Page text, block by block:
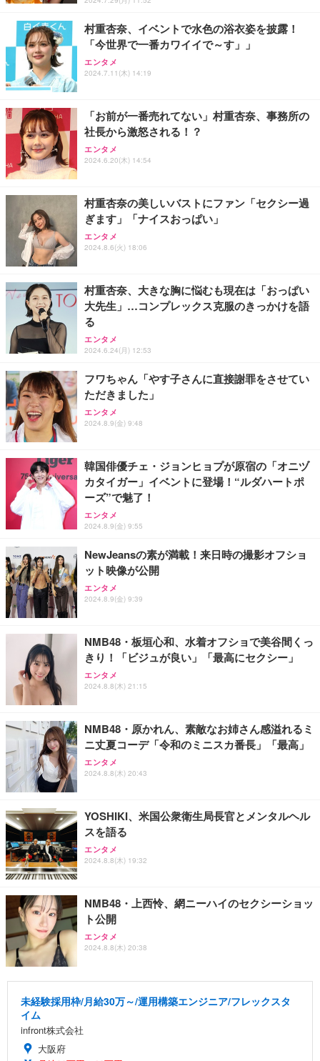
【HIFI音質】iphone イヤホンジャック ライトニン
グ イヤホン 変換 MFI認証 4極 内蔵DAC 遅延なし 音
量調節/音楽
寝ホン 睡眠用イヤホン 寝ながら 痛くない 超軽量2.8
g ASMR推薦 ワイヤレス Bluetooth6.1 柔軟性高 安
眠 仕事 ブルー
村重杏奈、イベントで水色の浴衣姿を披露！
「今世界で一番カワイイで～す」」
エンタメ
2024.7.11(木) 14:19
「お前が一番売れてない」村重杏奈、事務所の
社長から激怒される！？
エンタメ
2024.6.20(木) 14:54
村重杏奈の美しいバストにファン「セクシー過
ぎます」「ナイスおっぱい」
エンタメ
2024.8.6(火) 18:06
村重杏奈、大きな胸に悩むも現在は「おっぱい
大先生」…コンプレックス克服のきっかけを語
る
エンタメ
2024.6.24(月) 12:53
フワちゃん「やす子さんに直接謝罪をさせてい
ただきました」
エンタメ
2024.8.9(金) 9:48
韓国俳優チェ・ジョンヒョプが原宿の「オニヅ
カタイガー」イベントに登場！“ルダハートポ
ーズ”で魅了！
エンタメ
2024.8.9(金) 9:55
NewJeansの素が満載！来日時の撮影オフショ
ット映像が公開
エンタメ
2024.8.9(金) 9:39
NMB48・板垣心和、水着オフショで美谷間くっ
きり！「ビジュが良い」「最高にセクシー」
エンタメ
2024.8.8(木) 21:15
NMB48・原かれん、素敵なお姉さん感溢れるミ
ニ丈夏コーデ「令和のミニスカ番長」「最高」
エンタメ
2024.8.8(木) 20:43
YOSHIKI、米国公衆衛生局長官とメンタルヘル
スを語る
エンタメ
2024.8.8(木) 19:32
NMB48・上西怜、網ニーハイのセクシーショッ
ト公開
エンタメ
2024.8.8(木) 20:38
未経験採用枠/月給30万～/運用構築エンジニア/フレックスタ
イム
infront株式会社
大阪府